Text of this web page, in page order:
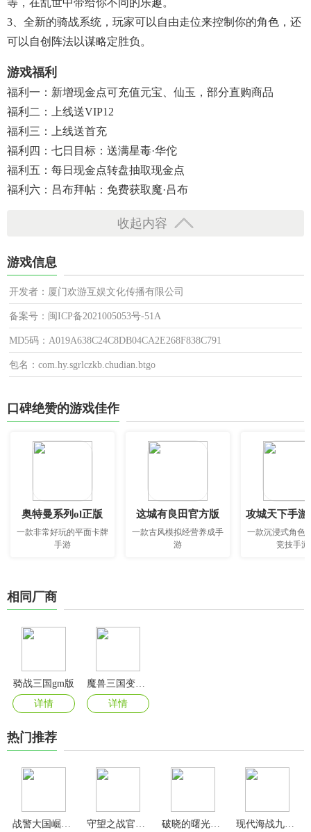
等，在乱世中带给你不同的乐趣。
3、全新的骑战系统，玩家可以自由走位来控制你的角色，还
可以自创阵法以谋略定胜负。
游戏福利
福利一：新增现金点可充值元宝、仙玉，部分直购商品
福利二：上线送VIP12
福利三：上线送首充
福利四：七日目标：送满星毒·华佗
福利五：每日现金点转盘抽取现金点
福利六：吕布拜帖：免费获取魔·吕布
收起内容
游戏信息
开发者：厦门欢游互娱文化传播有限公司
备案号：闽ICP备2021005053号-51A
MD5码：A019A638C24C8DB04CA2E268F838C791
包名：com.hy.sgrlczkb.chudian.btgo
口碑绝赞的游戏佳作
奥特曼系列ol正版
一款非常好玩的平面卡牌
手游
这城有良田官方版
一款古风模拟经营养成手
游
攻城天下手游
一款沉浸式角色
竞技手游
相同厂商
骑战三国gm版
详情
详情
热门推荐
破晓的曙光手游官方版